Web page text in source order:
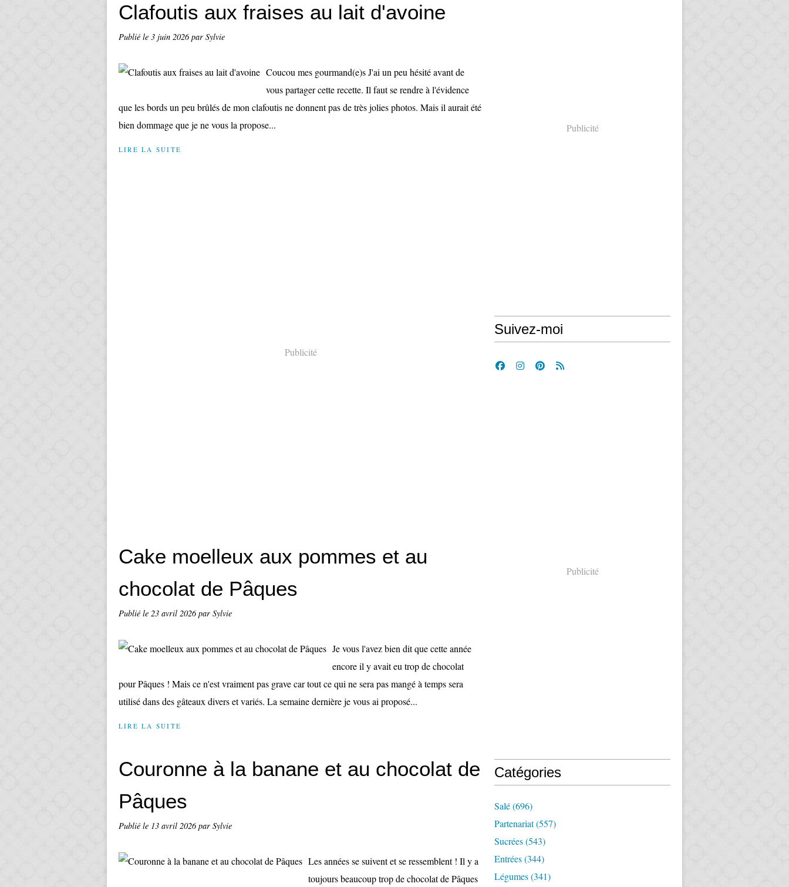
Clafoutis aux fraises au lait d'avoine
Publié le 3 juin 2026par Sylvie
Coucou mes gourmand(e)s J'ai un peu hésité avant de
vous partager cette recette. Il faut se rendre à l'évidence
que les bords un peu brûlés de mon clafoutis ne donnent pas de très jolies photos. Mais il aurait été
bien dommage que je ne vous la propose...
LIRE LA SUITE
Publicité
Cake moelleux aux pommes et au
chocolat de Pâques
Publié le 23 avril 2026par Sylvie
Je vous l'avez bien dit que cette année
encore il y avait eu trop de chocolat
pour Pâques ! Mais ce n'est vraiment pas grave car tout ce qui ne sera pas mangé à temps sera
utilisé dans des gâteaux divers et variés. La semaine dernière je vous ai proposé...
LIRE LA SUITE
Couronne à la banane et au chocolat de
Pâques
Publié le 13 avril 2026par Sylvie
Les années se suivent et se ressemblent ! Il y a
toujours beaucoup trop de chocolat de Pâques
Publicité
Suivez-moi
Publicité
Catégories
Salé(696)
Partenariat(557)
Sucrées(543)
Entrées(344)
Légumes(341)